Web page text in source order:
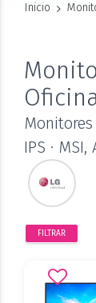
Inicio
Monitores
IPS ·
FILTRAR